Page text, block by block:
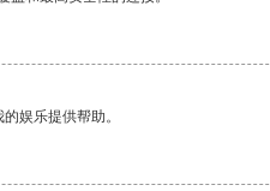
娱乐提供帮助。